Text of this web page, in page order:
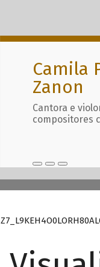
Camila
Zanon
Cantora e
compositores